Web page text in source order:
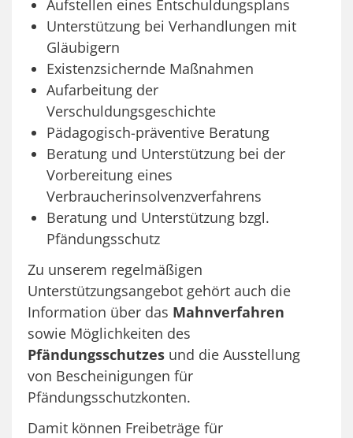
Aufstellen eines Entschuldungsplans
Unterstützung bei Verhandlungen mit
Gläubigern
Existenzsichernde Maßnahmen
Aufarbeitung der
Verschuldungsgeschichte
Pädagogisch-präventive Beratung
Beratung und Unterstützung bei der
Vorbereitung eines
Verbraucherinsolvenzverfahrens
Beratung und Unterstützung bzgl.
Pfändungsschutz
Zu unserem regelmäßigen
Unterstützungsangebot gehört auch die
Information über das Mahnverfahren
sowie Möglichkeiten des
Pfändungsschutzes und die Ausstellung
von Bescheinigungen für
Pfändungsschutzkonten.
Damit können Freibeträge für